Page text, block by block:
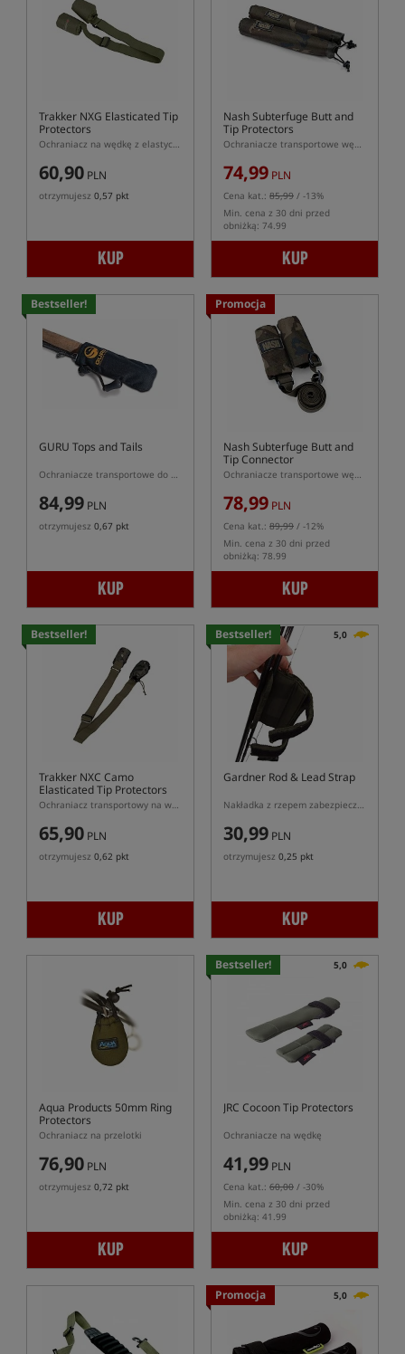
Trakker NXG Elasticated Tip
Protectors
Ochraniacz na wędkę z elastyczną opaską
60,90 PLN
otrzymujesz 0,57 pkt
KUP
Nash Subterfuge Butt and
Tip Protectors
Ochraniacze transportowe wędki
74,99 PLN
Cena kat.: 85,99 / -13%
Min. cena z 30 dni przed
obniżką: 74.99
KUP
Bestseller!
GURU Tops and Tails
Ochraniacze transportowe do wędki
84,99 PLN
otrzymujesz 0,67 pkt
KUP
Promocja
Nash Subterfuge Butt and
Tip Connector
Ochraniacze transportowe wędki z elastycznym pasem napinającym
78,99 PLN
Cena kat.: 89,99 / -12%
Min. cena z 30 dni przed
obniżką: 78.99
KUP
Bestseller!
Trakker NXC Camo
Elasticated Tip Protectors
Ochraniacz transportowy na wędkę
65,90 PLN
otrzymujesz 0,62 pkt
KUP
Bestseller! 5,0
Gardner Rod & Lead Strap
Nakładka z rzepem zabezpieczająca ciężarek i blank wędki
30,99 PLN
otrzymujesz 0,25 pkt
KUP
Aqua Products 50mm Ring
Protectors
Ochraniacz na przelotki
76,90 PLN
otrzymujesz 0,72 pkt
KUP
Bestseller! 5,0
JRC Cocoon Tip Protectors
Ochraniacze na wędkę
41,99 PLN
Cena kat.: 60,00 / -30%
Min. cena z 30 dni przed
obniżką: 41.99
KUP
Promocja 5,0